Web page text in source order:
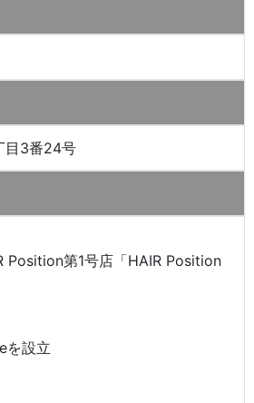
目3番24号
Position第1号店「HAIR Position
を設立